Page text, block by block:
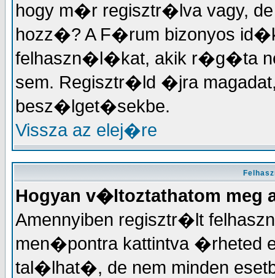
hogy m�r regisztr�lva vagy,
hozz�? A F�rum bizonyos
felhaszn�l�kat, akik r�g�ta
sem. Regisztr�ld �jra
besz�lget�sekbe.
Vissza az elej�re
Hogyan v�ltoztathatom
Amennyiben regisztr�lt
men�pontra kattintva �rheted
tal�lhat�, de nem minden